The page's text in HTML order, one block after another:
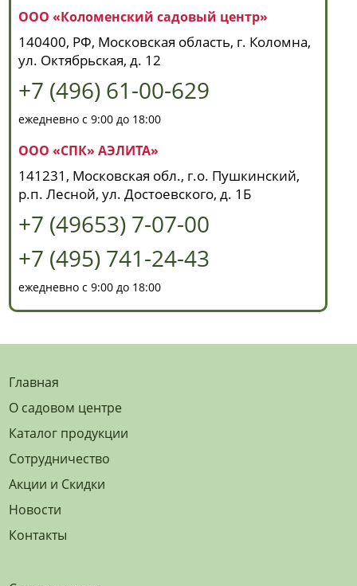
ООО «Коломенский садовый центр»
140400, РФ, Московская область, г. Коломна,
ул. Октябрьская, д. 12
+7 (496) 61-00-629
ежедневно с 9:00 до 18:00
ООО «СПК» АЭЛИТА»
141231, Московская обл., г.о. Пушкинский,
р.п. Лесной, ул. Достоевского, д. 1Б
+7 (49653) 7-07-00
+7 (495) 741-24-43
ежедневно с 9:00 до 18:00
Главная
О садовом центре
Каталог продукции
Сотрудничество
Акции и Скидки
Новости
Контакты